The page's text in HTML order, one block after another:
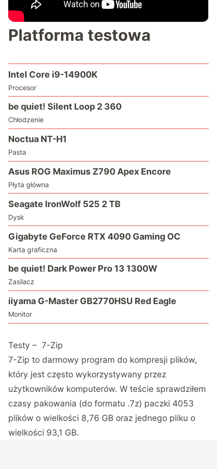
Platforma testowa
Procesor
Intel Core i9-14900K
Chłodzenie
be quiet! Silent Loop 2 360
Pasta
Noctua NT-H1
Płyta główna
Asus ROG Maximus Z790 Apex Encore
Dysk
Seagate IronWolf 525 2 TB
Karta graficzna
Gigabyte GeForce RTX 4090 Gaming OC
Zasilacz
be quiet! Dark Power Pro 13 1300W
Monitor
iiyama G-Master GB2770HSU Red Eagle
Testy – 7-Zip
7-Zip to darmowy program do kompresji plików,
który jest często wykorzystywany przez
użytkowników komputerów. W teście sprawdziłem
czasy pakowania (do formatu .7z) paczki 4053
plików o wielkości 8,76 GB oraz jednego pliku o
wielkości 93,1 GB.